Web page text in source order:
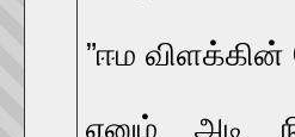
”ஈம விளக்கின்
எனும் அடி